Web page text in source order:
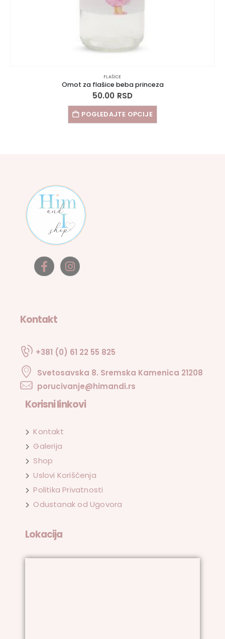
FLAŠICE
Omot za flašice beba princeza
50.00 RSD
POGLEDAJTE OPCIJE
Kontakt
+381 (0) 61 22 55 825
Svetosavska 8. Sremska Kamenica 21208
porucivanje@himandi.rs
Korisni linkovi
Kontakt
Galerija
Shop
Uslovi Korišćenja
Politika Privatnosti
Odustanak od Ugovora
Lokacija